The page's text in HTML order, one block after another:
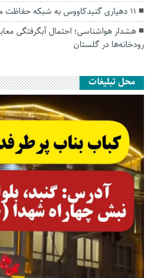
۱۱ دهیاری گنبدکاووس به شبکه حفاظت مردمی منابع طبیعی پیوستند
هشدار هواشناسی؛ احتمال آبگرفتگی
رودخانه‌ها در گلستان
محل تبلیغات